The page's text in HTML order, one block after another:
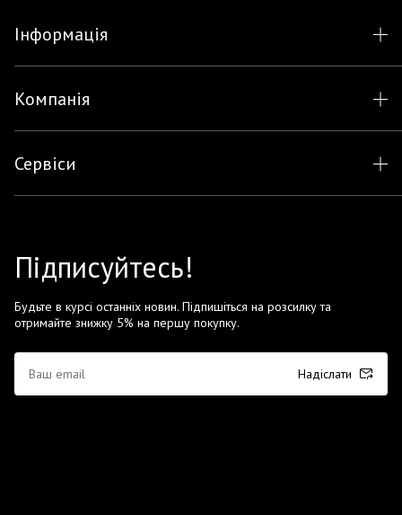
Інформація
Компанія
Сервіси
Підписуйтесь!
Будьте в курсі останніх новин. Підпишіться на розсилку та
отримайте знижку 5% на першу покупку.
Надіслати